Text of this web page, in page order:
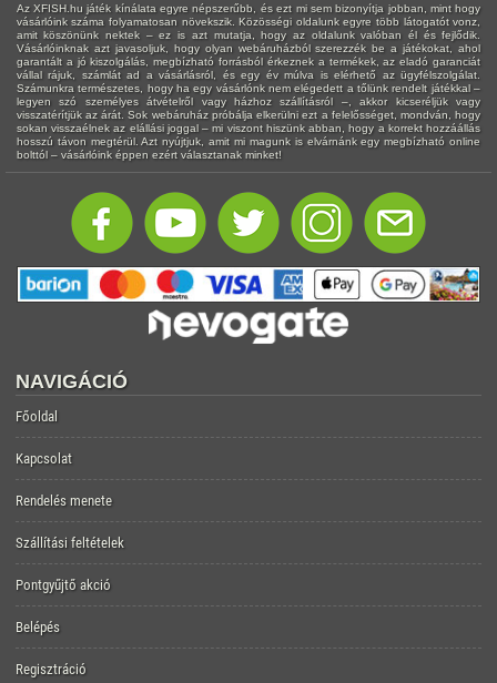
Az XFISH.hu játék kínálata egyre népszerűbb, és ezt mi sem bizonyítja jobban, mint hogy
vásárlóink száma folyamatosan növekszik. Közösségi oldalunk egyre több látogatót vonz,
amit köszönünk nektek – ez is azt mutatja, hogy az oldalunk valóban él és fejlődik.
Vásárlóinknak azt javasoljuk, hogy olyan webáruházból szerezzék be a játékokat, ahol
garantált a jó kiszolgálás, megbízható forrásból érkeznek a termékek, az eladó garanciát
vállal rájuk, számlát ad a vásárlásról, és egy év múlva is elérhető az ügyfélszolgálat.
Számunkra természetes, hogy ha egy vásárlónk nem elégedett a tőlünk rendelt játékkal –
legyen szó személyes átvételről vagy házhoz szállításról –, akkor kicseréljük vagy
visszatérítjük az árát. Sok webáruház próbálja elkerülni ezt a felelősséget, mondván, hogy
sokan visszaélnek az elállási joggal – mi viszont hiszünk abban, hogy a korrekt hozzáállás
hosszú távon megtérül. Azt nyújtjuk, amit mi magunk is elvárnánk egy megbízható online
bolttól – vásárlóink éppen ezért választanak minket!
NAVIGÁCIÓ
Főoldal
Kapcsolat
Rendelés menete
Szállítási feltételek
Pontgyűjtő akció
Belépés
Regisztráció